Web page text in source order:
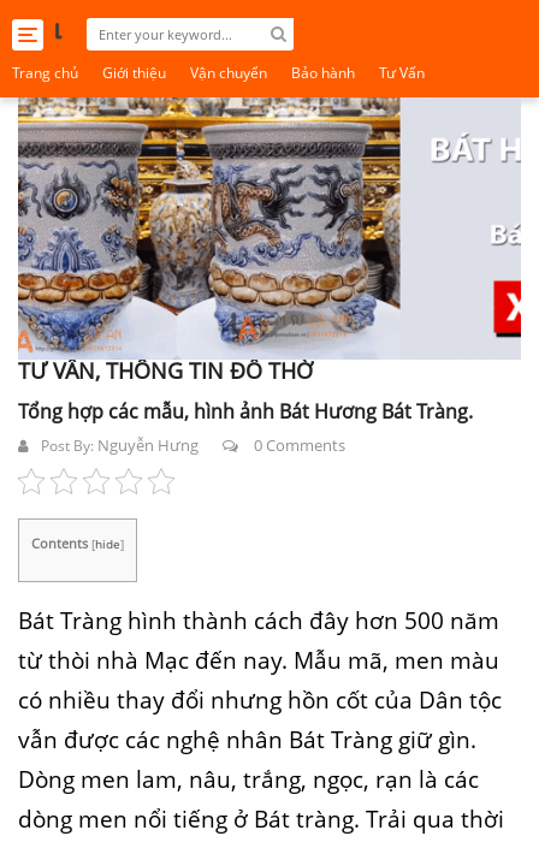
Toggle
navigation
Trang chủ Giới thiệu Vận chuyển Bảo hành Tư Vấn
TƯ VẤN, THÔNG TIN ĐỒ THỜ
Tổng hợp các mẫu, hình ảnh Bát Hương Bát Tràng.
Post By: Nguyễn Hưng 0 Comments
Contents [hide]
Bát Tràng hình thành cách đây hơn 500 năm
từ thòi nhà Mạc đến nay. Mẫu mã, men màu
có nhiều thay đổi nhưng hồn cốt của Dân tộc
vẫn được các nghệ nhân Bát Tràng giữ gìn.
Dòng men lam, nâu, trắng, ngọc, rạn là các
dòng men nổi tiếng ở Bát tràng. Trải qua thời